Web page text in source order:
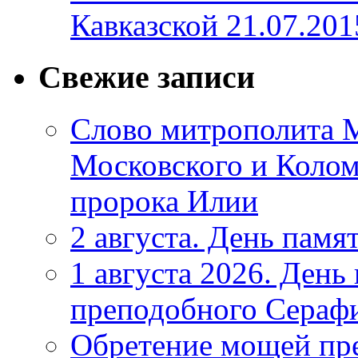
Кавказской
Свежие записи
Слово митрополита
Московского и
пророка Илии
2 августа. День
1 августа 2026.
преподобного
Обретение мощей